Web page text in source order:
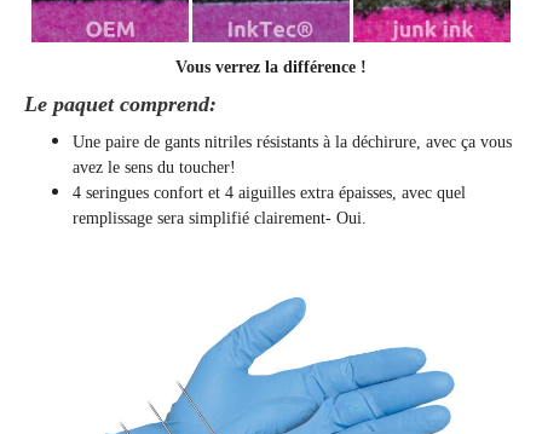
Vous verrez la différence !
Le paquet comprend:
Une paire de gants nitriles résistants à la déchirure, avec ça vous
avez le sens du toucher!
4 seringues confort et 4 aiguilles extra épaisses, avec quel
remplissage sera simplifié clairement- Oui.